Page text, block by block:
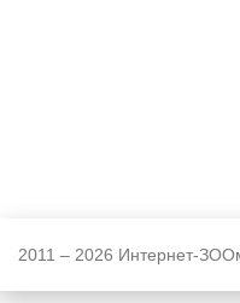
2011 – 2026 Интернет-